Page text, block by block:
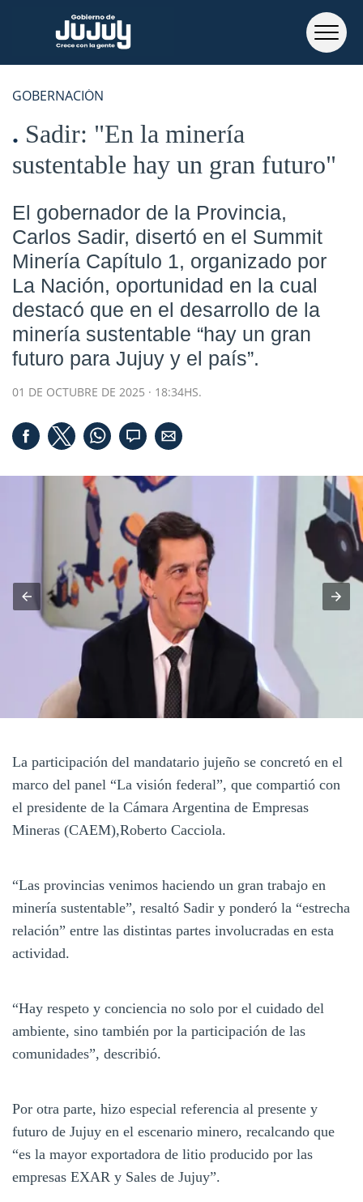
GOBERNACIÓN
Sadir: "En la minería
sustentable hay un gran futuro"
El gobernador de la Provincia,
Carlos Sadir, disertó en el Summit
Minería Capítulo 1, organizado por
La Nación, oportunidad en la cual
destacó que en el desarrollo de la
minería sustentable “hay un gran
futuro para Jujuy y el país”.
01 DE OCTUBRE DE 2025 · 18:34HS.
La participación del mandatario jujeño se concretó en el
marco del panel “La visión federal”, que compartió con
el presidente de la Cámara Argentina de Empresas
Mineras (CAEM),Roberto Cacciola.
“Las provincias venimos haciendo un gran trabajo en
minería sustentable”, resaltó Sadir y ponderó la “estrecha
relación” entre las distintas partes involucradas en esta
actividad.
“Hay respeto y conciencia no solo por el cuidado del
ambiente, sino también por la participación de las
comunidades”, describió.
Por otra parte, hizo especial referencia al presente y
futuro de Jujuy en el escenario minero, recalcando que
“es la mayor exportadora de litio producido por las
empresas EXAR y Sales de Jujuy”.